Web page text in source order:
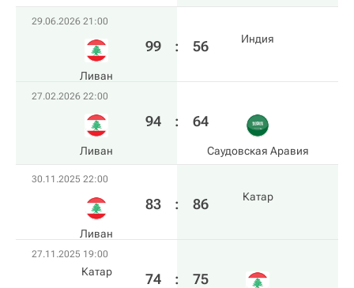
29.06.2026 21:00
Ливан
99 : 56 Индия
27.02.2026 22:00
Ливан
94 : 64
Саудовская Аравия
30.11.2025 22:00
Ливан
83 : 86 Катар
27.11.2025 19:00
Катар 74 : 75